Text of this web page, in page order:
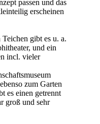
passen und das
erscheinen
gibt es u. a.
und ein
incl. vieler
zum Garten
es einen getrennt
groß und sehr